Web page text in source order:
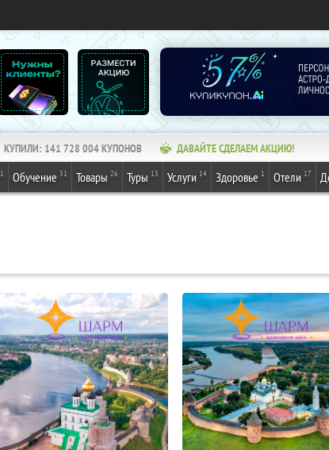
КУПИЛИ: 141 728 004КУПОНОВ ДАВАЙТЕ СДЕЛАЕМ АКЦИЮ!
1 Обучение 31 Товары 26 Туры 13 Услуги 14 Здоровье 1 Отели 17